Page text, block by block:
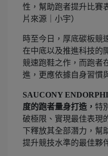
性，幫助跑者提升比賽
片來源｜小宇）
時至今日，厚底碳板競
在中底以及推進科技的
競速跑鞋之作，而跑者
進，更應依據自身習慣
SAUCONY
度的跑者量身打造， 特
破極限、實現最佳表現
下釋放其全部潛力，幫
提升競技水準的最佳夥